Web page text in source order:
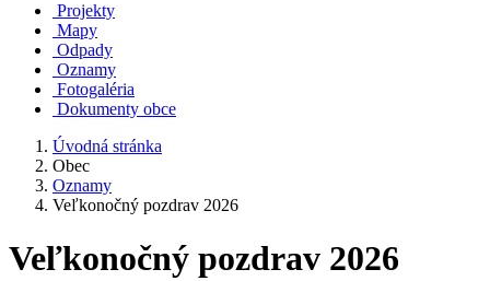
Projekty
Mapy
Odpady
Oznamy
Fotogaléria
Dokumenty obce
Úvodná stránka
Obec
Oznamy
Veľkonočný pozdrav 2026
Veľkonočný pozdrav 2026